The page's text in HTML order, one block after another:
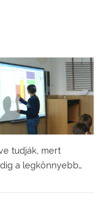
tudják, mert
a legkönnyebb…